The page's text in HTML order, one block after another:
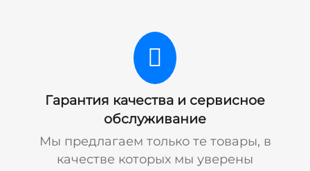
Гарантия качества и сервисное
обслуживание
Мы предлагаем только те товары, в
качестве которых мы уверены